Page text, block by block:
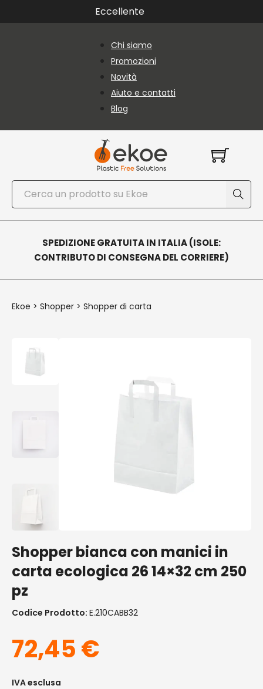
Vai al contenuto principale
Vai al piè di paginaEccellente
Chi siamo
Promozioni
Novità
Aiuto e contatti
Blog
Cerca
SPEDIZIONE GRATUITA IN ITALIA (ISOLE:
CONTRIBUTO DI CONSEGNA DEL CORRIERE)
Ekoe > Shopper > Shopper di carta
Shopper bianca con manici in
carta ecologica 26 14×32 cm 250
pz
Codice Prodotto: E.210CABB32
72,45€
IVA esclusa